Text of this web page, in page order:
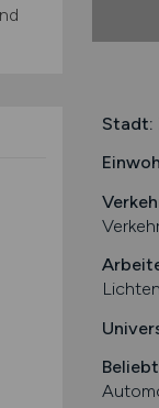
Stadt: